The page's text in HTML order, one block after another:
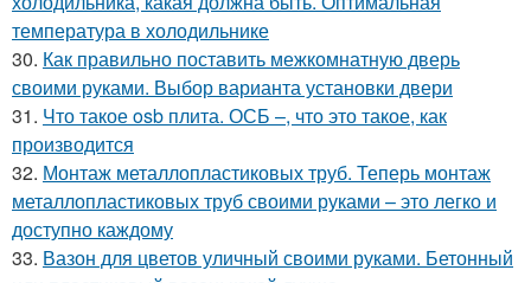
температура в холодильнике
30. Как правильно поставить межкомнатную дверь
своими руками. Выбор варианта установки двери
31. Что такое osb плита. ОСБ –, что это такое, как
производится
32. Монтаж металлопластиковых труб. Теперь монтаж
металлопластиковых труб своими руками – это легко и
доступно каждому
33. Вазон для цветов уличный своими руками. Бетонный